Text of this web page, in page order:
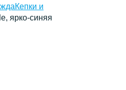
Кепки и
ярко-синяя